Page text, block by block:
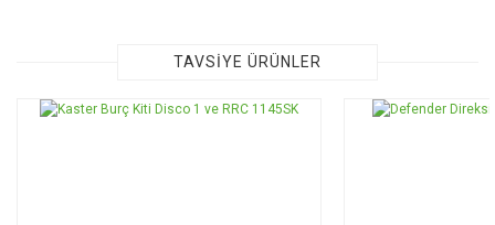
Görüş ve önerileriniz için teşekkür ederiz.
Ürün resmi kalitesiz, bozuk veya görüntülenemiyor.
TAVSİYE ÜRÜNLER